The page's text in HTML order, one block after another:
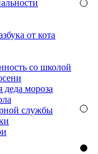
от кота
со школой
деда мороза
службы